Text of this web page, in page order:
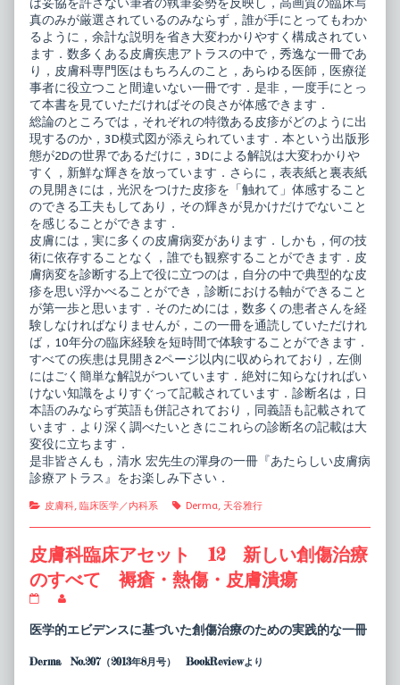
ラ
ス
published
on
皮
膚
病
診
療
ア
ト
ラ
ス,
は妥協を許さない筆者の執筆姿勢を反映し，高画質の臨床写
真のみが厳選されているのみならず，誰が手にとってもわか
るように，余計な説明を省き大変わかりやすく構成されてい
ます．数多くある皮膚疾患アトラスの中で，秀逸な一冊であ
り，皮膚科専門医はもちろんのこと，あらゆる医師，医療従
事者に役立つこと間違いない一冊です．是非，一度手にとっ
て本書を見ていただければその良さが体感できます．
総論のところでは，それぞれの特徴ある皮疹がどのように出
現するのか，3D模式図が添えられています．本という出版形
態が2Dの世界であるだけに，3Dによる解説は大変わかりや
すく，新鮮な輝きを放っています．さらに，表表紙と裏表紙
の見開きには，光沢をつけた皮疹を「触れて」体感すること
のできる工夫もしてあり，その輝きが見かけだけでないこと
を感じることができます．
皮膚には，実に多くの皮膚病変があります．しかも，何の技
術に依存することなく，誰でも観察することができます．皮
膚病変を診断する上で役に立つのは，自分の中で典型的な皮
疹を思い浮かべることができ，診断における軸ができること
が第一歩と思います．そのためには，数多くの患者さんを経
験しなければなりませんが，この一冊を通読していただけれ
ば，10年分の臨床経験を短時間で体験することができます．
すべての疾患は見開き2ページ以内に収められており，左側
にはごく簡単な解説がついています．絶対に知らなければい
けない知識をよりすぐって記載されています．診断名は，日
本語のみならず英語も併記されており，同義語も記載されて
います．より深く調べたいときにこれらの診断名の記載は大
変役に立ちます．
是非皆さんも，清水 宏先生の渾身の一冊『あたらしい皮膚病
診療アトラス』をお楽しみ下さい．
Categories
皮膚科, 臨床医学／内科系 Tags
Derma, 天谷雅行
皮膚科臨床アセット 12 新しい創傷治療
のすべて 褥瘡・熱傷・皮膚潰瘍
科
臨
ア
posts
by
author
医学的エビデンスに基づいた創傷治療のための実践的な一冊
Derma No.207（2013年8月号） BookReviewより